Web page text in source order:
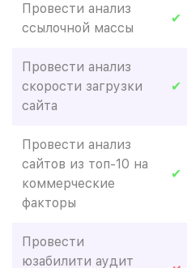
Провести анализ
ссылочной массы
✔
Провести анализ
скорости загрузки
сайта
✔
Провести анализ
сайтов из топ-10 на
коммерческие
факторы
✔
Провести
юзабилити аудит